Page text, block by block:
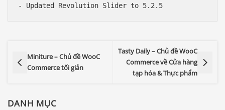
Miniture – Chủ đề WooC
Commerce tối giản
Tasty Daily – Chủ đề WooC
Commerce về Cửa hàng
tạp hóa & Thực phẩm
DANH MỤC